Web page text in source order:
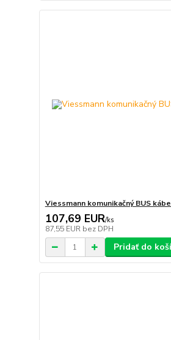
Viessmann komunikačný BUS
107,69 EUR/ks
87,55 EUR bez DPH
Pridať do